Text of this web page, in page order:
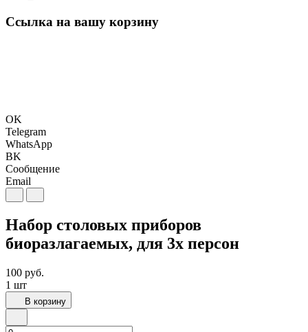
Ссылка на вашу корзину
OK
Telegram
WhatsApp
BK
Сообщение
Email
Набор столовых приборов
биоразлагаемых, для 3х персон
100 руб.
1 шт
В корзину